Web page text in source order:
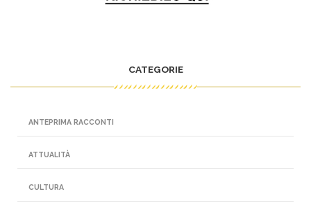
CATEGORIE
ANTEPRIMA RACCONTI
ATTUALITÀ
CULTURA